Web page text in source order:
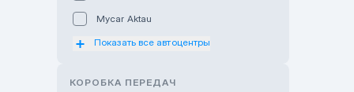
Mycar Aktau
Mycar Uralsk
Показать все автоцентры
КОРОБКА ПЕРЕДАЧ